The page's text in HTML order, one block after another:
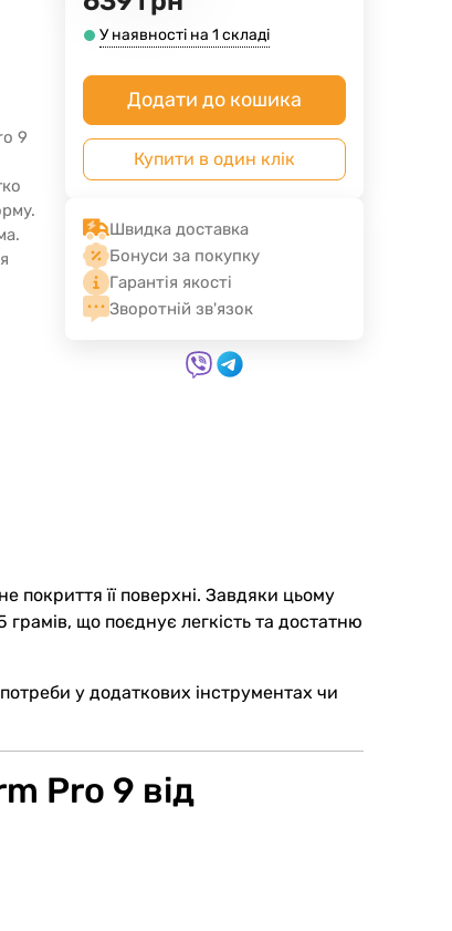
9
У наявності на 1 складі
Додати до кошика
Купити в один клік
Швидка доставка
Бонуси за покупку
Гарантія якості
Зворотній зв'язок
покриття її поверхні. Завдяки цьому
грамів, що поєднує легкість та достатню
у додаткових інструментах чи
Pro 9 від